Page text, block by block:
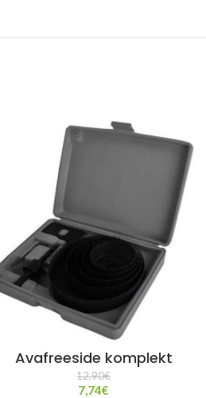
Avafreeside komplekt
12,90€
7,74€